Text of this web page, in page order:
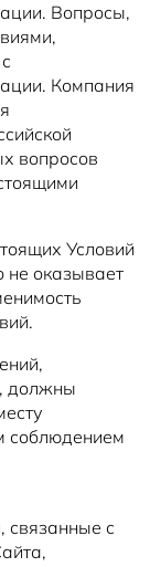
Вопросы,
Компания
вопросов
Условий
не оказывает
должны
соблюдением
связанные с